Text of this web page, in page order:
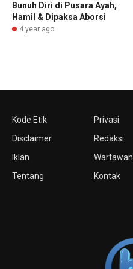
Bunuh Diri di Pusara Ayah,
Hamil & Dipaksa Aborsi
4 year ago
Kode Etik
Disclaimer
Iklan
Tentang
Privasi
Redaksi
Wartawan
Kontak